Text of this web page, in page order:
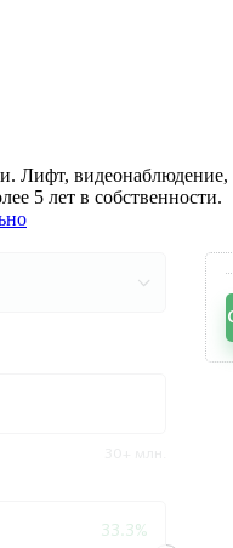
Лифт,
5 лет в собственности.
33.3%